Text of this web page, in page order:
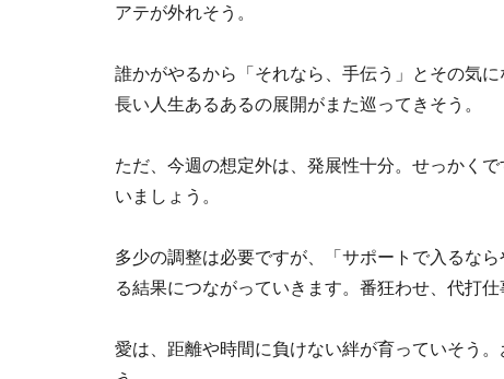
アテが外れそう。
誰かがやるから「それなら、手伝う」とその気
長い人生あるあるの展開がまた巡ってきそう。
ただ、今週の想定外は、発展性十分。せっかく
いましょう。
多少の調整は必要ですが、「サポートで入るな
る結果につながっていきます。番狂わせ、代打仕
愛は、距離や時間に負けない絆が育っていそう